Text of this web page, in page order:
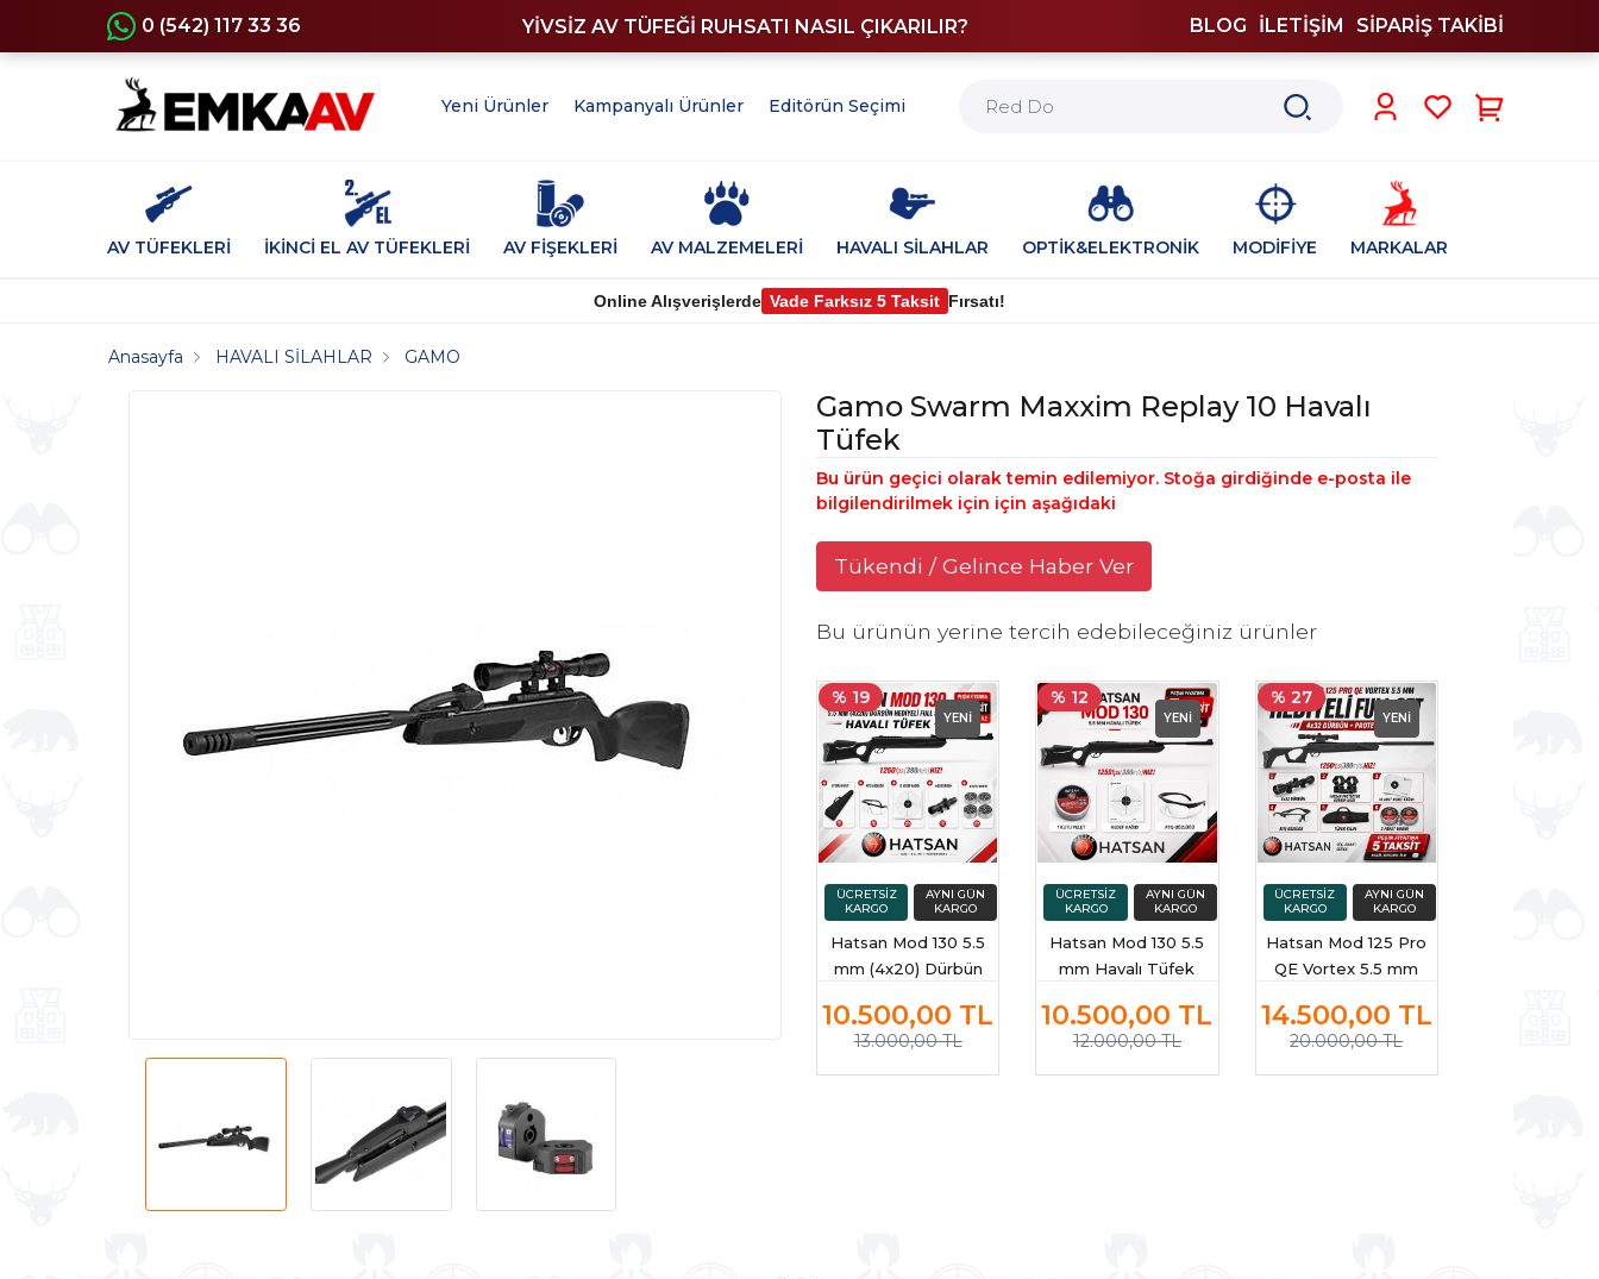
0 (542) 117 33 36 YİVSİZ AV TÜFEĞİ RUHSATI NASIL ÇIKARILIR? BLOG İLETİŞİM SİPARİŞ TAKİBİ
Yeni Ürünler Kampanyalı Ürünler Editörün Seçimi
AV TÜFEKLERİ İKİNCİ EL AV TÜFEKLERİ AV FİŞEKLERİ AV MALZEMELERİ HAVALI SİLAHLAR OPTİK&ELEKTRONİK MODİFİYE MARKALAR
Online Alışverişlerde Vade Farksız 5 Taksit Fırsatı!
Anasayfa HAVALI SİLAHLAR GAMO
Gamo Swarm Maxxim Replay 10 Havalı
Tüfek
Bu ürün geçici olarak temin edilemiyor. Stoğa girdiğinde e-posta ile
bilgilendirilmek için için aşağıdaki
Tükendi / Gelince Haber Ver
Bu ürünün yerine tercih edebileceğiniz ürünler
% 19
YENİ
Hatsan Mod 130 5.5
mm (4x20) Dürbün
Havalı Tüfek
10.500,00 TL
13.000,00 TL
% 12
YENİ
Hatsan Mod 130 5.5
mm Havalı Tüfek
10.500,00 TL
12.000,00 TL
% 27
YENİ
Hatsan Mod 125 Pro
QE Vortex 5.5 mm
Dürbün + Protector)
14.500,00 TL
20.000,00 TL